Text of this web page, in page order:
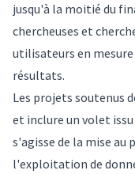
jusqu'à la moitié du
chercheuses et
utilisateurs en
résultats.
Les projets soutenus
et inclure un volet
s'agisse de la mise
l'exploitation de